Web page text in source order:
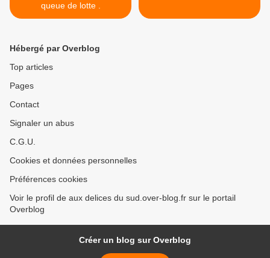
queue de lotte .
Hébergé par Overblog
Top articles
Pages
Contact
Signaler un abus
C.G.U.
Cookies et données personnelles
Préférences cookies
Voir le profil de aux delices du sud.over-blog.fr sur le portail
Overblog
Créer un blog sur Overblog